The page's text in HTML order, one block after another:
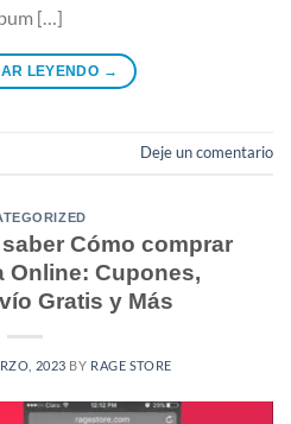
[…]
LEYENDO →
Deje un comentario
Cómo comprar
Online: Cupones,
Gratis y Más
2023 BY RAGE STORE